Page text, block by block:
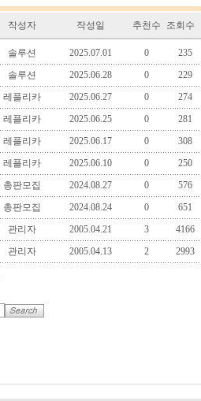
작성자 작성일 추천수 조회수
솔루션 2025.07.01 0
235
솔루션 2025.06.28 0
229
레플리카 2025.06.27 0
274
레플리카 2025.06.25 0
281
레플리카 2025.06.17 0
308
레플리카 2025.06.10 0
250
총판모집 2024.08.27 0
576
총판모집 2024.08.24 0
651
관리자 2005.04.21 3
4166
관리자 2005.04.13 2 2993